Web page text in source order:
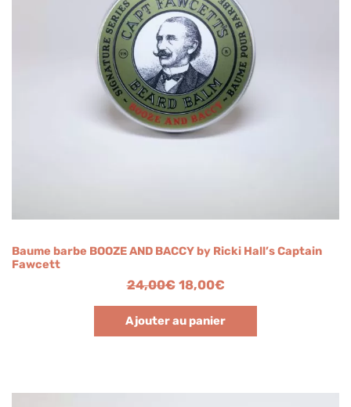
Baume barbe BOOZE AND BACCY by Ricki Hall’s Captain
Fawcett
24,00€ 18,00€
Ajouter au panier